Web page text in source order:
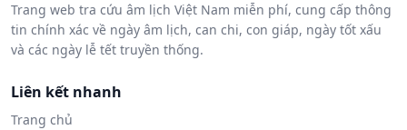
Trang web tra cứu âm lịch Việt Nam miễn phí, cung cấp thông
tin chính xác về ngày âm lịch, can chi, con giáp, ngày tốt xấu
và các ngày lễ tết truyền thống.
Liên kết nhanh
Trang chủ